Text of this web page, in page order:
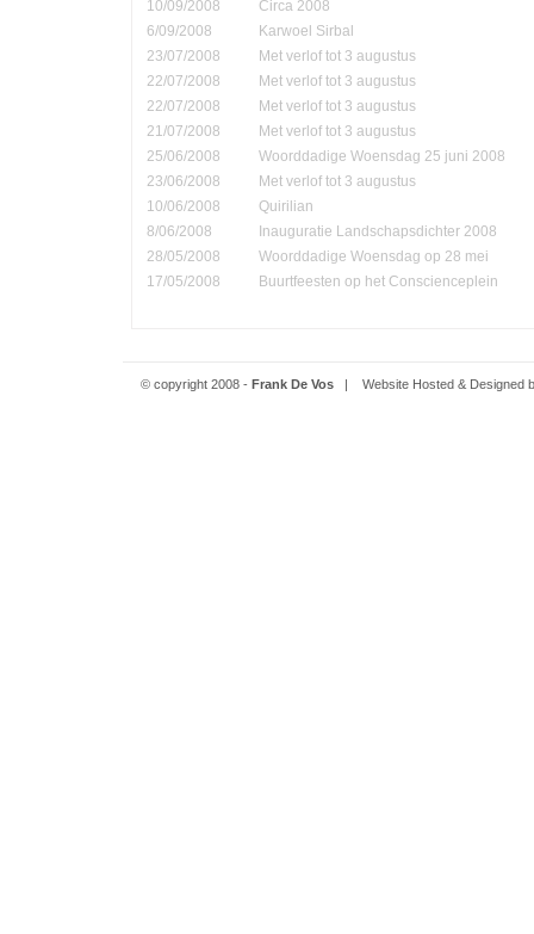
10/09/2008
Circa 2008
6/09/2008
Karwoel Sirbal
23/07/2008
Met verlof tot 3 augustus
22/07/2008
Met verlof tot 3 augustus
22/07/2008
Met verlof tot 3 augustus
21/07/2008
Met verlof tot 3 augustus
25/06/2008
Woorddadige Woensdag 25 juni 2008
23/06/2008
Met verlof tot 3 augustus
10/06/2008
Quirilian
8/06/2008
Inauguratie Landschapsdichter 2008
28/05/2008
Woorddadige Woensdag op 28 mei
17/05/2008
Buurtfeesten op het Conscienceplein
© copyright 2008 - Frank De Vos| Website Hosted & Designed